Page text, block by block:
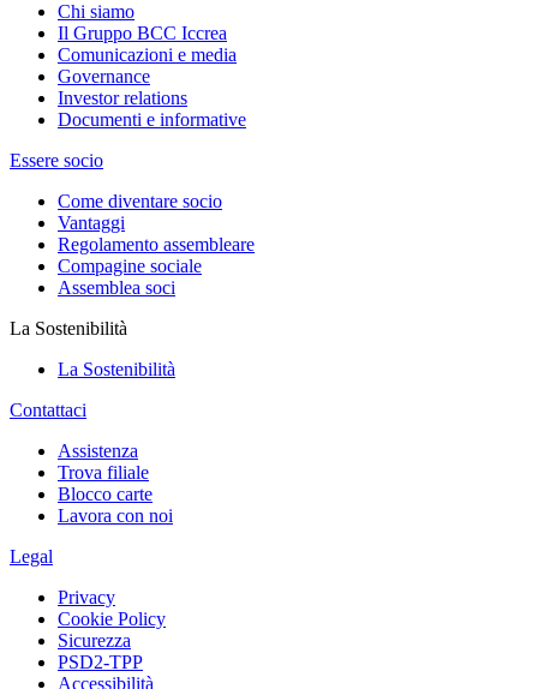
Chi siamo
Il Gruppo BCC Iccrea
Comunicazioni e media
Governance
Investor relations
Documenti e informative
Essere socio
Come diventare socio
Vantaggi
Regolamento assembleare
Compagine sociale
Assemblea soci
La Sostenibilità
La Sostenibilità
Contattaci
Assistenza
Trova filiale
Blocco carte
Lavora con noi
Legal
Privacy
Cookie Policy
Sicurezza
PSD2-TPP
Accessibilità